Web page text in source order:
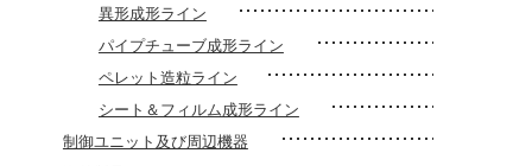
異形成形ライン
パイプチューブ成形ライン
ペレット造粒ライン
シート＆フィルム成形ライン
制御ユニット及び周辺機器